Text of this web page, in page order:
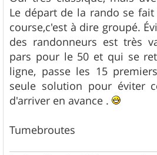
Le départ de la rando se
course,c'est à dire groupé.
des randonneurs est très
pars pour le 50 et qui se
ligne, passe les 15
seule solution pour éviter
d'arriver en avance .
Tumebroutes